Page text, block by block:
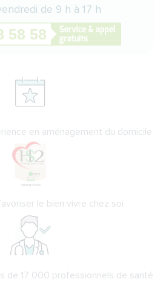
de 9 h à 17 h
en aménagement du domicile
le bien vivre chez soi
de 17 000 professionnels de santé